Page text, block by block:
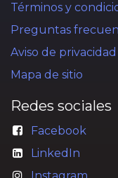
Términos y
Preguntas
Aviso de privacidad
Mapa de sitio
Redes sociales
Facebook
LinkedIn